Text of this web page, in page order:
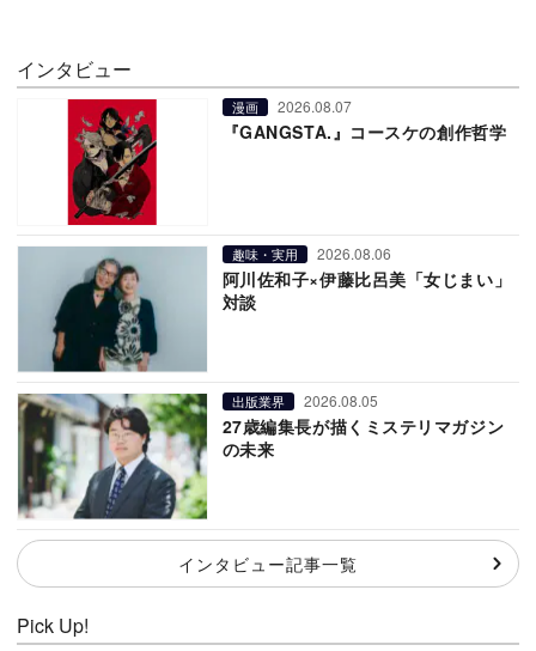
インタビュー
漫画 2026.08.07
『GANGSTA.』コースケの創作哲学
趣味・実用 2026.08.06
阿川佐和子×伊藤比呂美「女じまい」
対談
出版業界 2026.08.05
27歳編集長が描くミステリマガジン
の未来
インタビュー記事一覧
Pick Up!